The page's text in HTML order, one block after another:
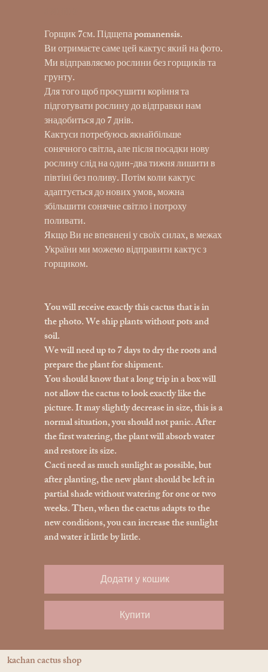
Горщик 7см. Підщепа pomanensis.
Ви отримаєте саме цей кактус який на фото.
Ми відправляємо рослини без горщиків та
грунту.
Для того щоб просушити коріння та
підготувати рослину до відправки нам
знадобиться до 7 днів.
Кактуси потребуюсь якнайбільше
сонячного світла, але після посадки нову
рослину слід на один-два тижня лишити в
півтіні без поливу. Потім коли кактус
адаптується до нових умов, можна
збільшити сонячне світло і потроху
поливати.
Якщо Ви не впевнені у своїх силах, в межах
України ми можемо відправити кактус з
горщиком.
You will receive exactly this cactus that is in
the photo. We ship plants without pots and
soil.
We will need up to 7 days to dry the roots and
prepare the plant for shipment.
You should know that a long trip in a box will
not allow the cactus to look exactly like the
picture. It may slightly decrease in size, this is a
normal situation, you should not panic. After
the first watering, the plant will absorb water
and restore its size.
Cacti need as much sunlight as possible, but
after planting, the new plant should be left in
partial shade without watering for one or two
weeks. Then, when the cactus adapts to the
new conditions, you can increase the sunlight
and water it little by little.
Додати у кошик
Купити
kachan cactus shop